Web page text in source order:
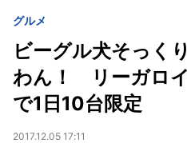
グルメ
ビーグル犬そっく
わん！ リーガロ
で1日10台限定
2017.12.05 17:11